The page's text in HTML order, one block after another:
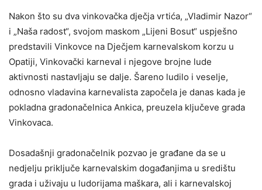
Nakon što su dva vinkovačka dječja vrtića, „Vladimir Nazor“
i „Naša radost“, svojom maskom „Lijeni Bosut“ uspješno
predstavili Vinkovce na Dječjem karnevalskom korzu u
Opatiji, Vinkovački karneval i njegove brojne lude
aktivnosti nastavljaju se dalje. Šareno ludilo i veselje,
odnosno vladavina karnevalista započela je danas kada je
pokladna gradonačelnica Ankica, preuzela ključeve grada
Vinkovaca.
Dosadašnji gradonačelnik pozvao je građane da se u
nedjelju priključe karnevalskim događanjima u središtu
grada i uživaju u ludorijama maškara, ali i karnevalskoj